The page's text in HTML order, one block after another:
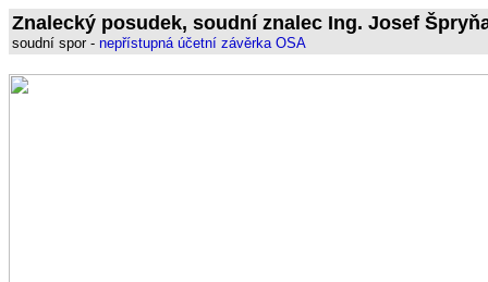
Znalecký posudek, soudní znalec Ing. Josef
soudní spor - nepřístupná účetní závěrka OSA